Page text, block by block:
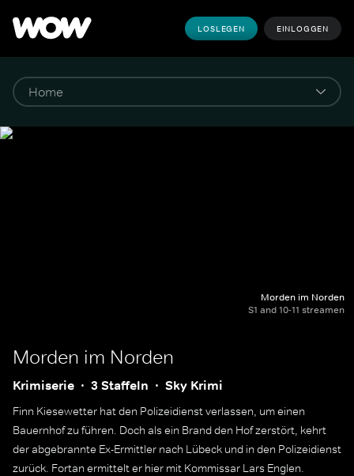
LOSLEGEN EINLOGGEN
Morden im Norden
S1 and 10-11 streamen
Morden im Norden
Krimiserie 3 Staffeln Sky Krimi
Finn Kiesewetter hat den Polizeidienst verlassen, um einen
Bauernhof zu führen. Doch als ein Brand den Hof zerstört, kehrt
der abgebrannte Ex-Ermittler nach Lübeck und in den Polizeidienst
zurück. Fortan ermittelt er hier mit Kommissar Lars Englen.